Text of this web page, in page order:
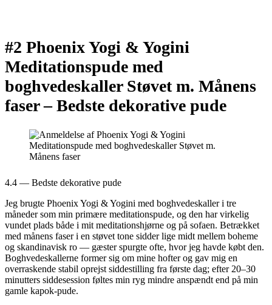
#2 Phoenix Yogi & Yogini
Meditationspude med
boghvedeskaller Støvet m. Månens
faser –Bedste dekorative pude
4.4 — Bedste dekorative pude
Jeg brugte Phoenix Yogi & Yogini med boghvedeskaller i tre
måneder som min primære meditationspude, og den har virkelig
vundet plads både i mit meditationshjørne og på sofaen. Betrækket
med månens faser i en støvet tone sidder lige midt mellem boheme
og skandinavisk ro — gæster spurgte ofte, hvor jeg havde købt den.
Boghvedeskallerne former sig om mine hofter og gav mig en
overraskende stabil oprejst siddestilling fra første dag; efter 20–30
minutters siddesession føltes min ryg mindre anspændt end på min
gamle kapok-pude.